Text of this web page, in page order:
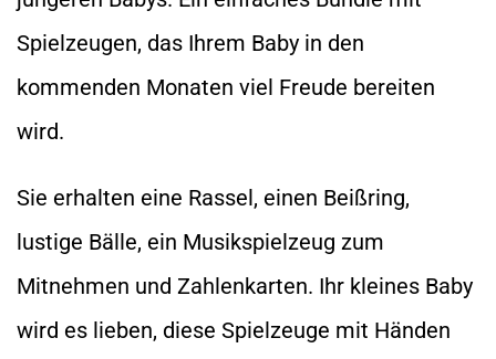
Spielzeugen, das Ihrem Baby in den
kommenden Monaten viel Freude bereiten
wird.
Sie erhalten eine Rassel, einen Beißring,
lustige Bälle, ein Musikspielzeug zum
Mitnehmen und Zahlenkarten. Ihr kleines Baby
wird es lieben, diese Spielzeuge mit Händen